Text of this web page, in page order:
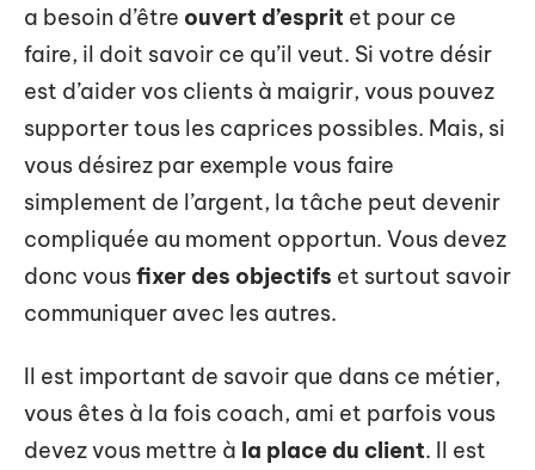
a besoin d’être ouvert d’esprit et pour ce
faire, il doit savoir ce qu’il veut. Si votre désir
est d’aider vos clients à maigrir, vous pouvez
supporter tous les caprices possibles. Mais, si
vous désirez par exemple vous faire
simplement de l’argent, la tâche peut devenir
compliquée au moment opportun. Vous devez
donc vousfixer des objectifs et surtout savoir
communiquer avec les autres.
Il est important de savoir que dans ce métier,
vous êtes à la fois coach, ami et parfois vous
devez vous mettre à la place du client. Il est